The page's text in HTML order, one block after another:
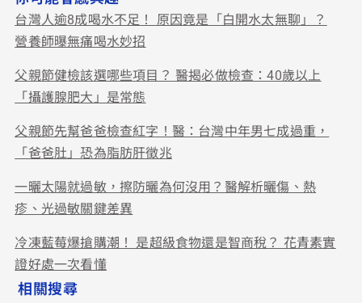
台灣人逾8成喝水不足！ 原因竟是「白開水太無聊」？
營養師曝無痛喝水妙招
父親節健檢該選哪些項目？ 醫揭必做檢查：40歲以上
「攝護腺肥大」是常態
父親節先幫爸爸檢查紅字！醫：台灣中年男七成過重，
「爸爸肚」恐為脂肪肝徵兆
一曬太陽就過敏，擦防曬為何沒用？醫解析曬傷、熱
疹、光過敏關鍵差異
冷凍藍莓爆搶購潮！ 是超級食物還是智商稅？ 花青素實
證好處一次看懂
相關搜尋